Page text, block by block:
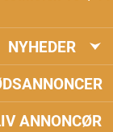
NYHEDER
ANNONCØR